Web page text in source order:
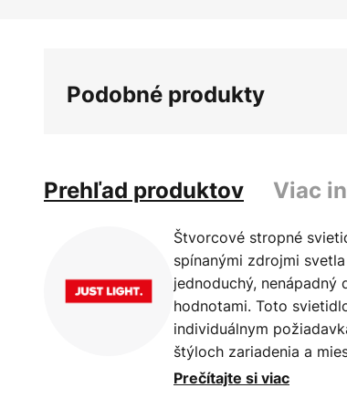
obrázkov
Podobné produkty
Prehľad produktov Viac
Štvorcové stropné
spínanými zdrojmi
jednoduchý, nenápadný
hodnotami. Toto
individuálnym
štýloch zariadenia a
pohodlne ovládať
Prečítajte si viac